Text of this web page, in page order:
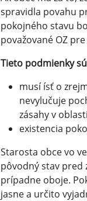
spravidla povahu
pokojného stavu
považované OZ
Tieto podmienky
musí ísť o
nevylučuje
zásahy v
existencia
Starosta obce vo
pôvodný stav pred
prípadne oboje.
jasne a určito